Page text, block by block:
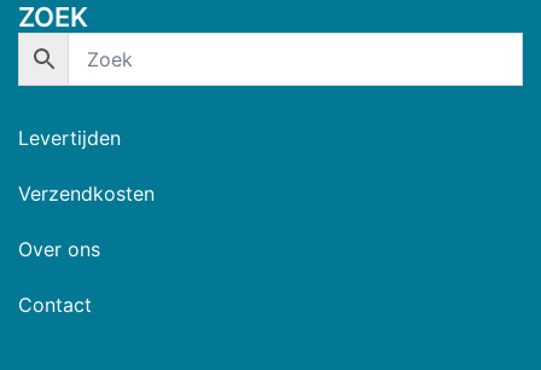
ZOEK
Levertijden
Verzendkosten
Over ons
Contact